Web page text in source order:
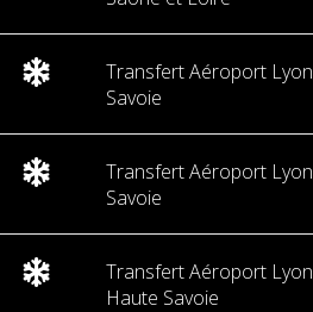
Transfert Aéroport Lyon
Savoie
Transfert Aéroport Lyon
Savoie
Transfert Aéroport Lyon
Haute Savoie